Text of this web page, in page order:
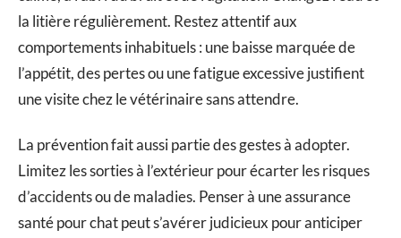
la litière régulièrement. Restez attentif aux
comportements inhabituels : une baisse marquée de
l’appétit, des pertes ou une fatigue excessive justifient
une visite chez le vétérinaire sans attendre.
La prévention fait aussi partie des gestes à adopter.
Limitez les sorties à l’extérieur pour écarter les risques
d’accidents ou de maladies. Penser à une assurance
santé pour chat peut s’avérer judicieux pour anticiper